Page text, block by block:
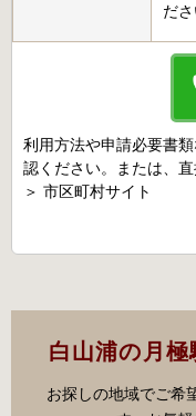
ださ
利用方法や申請必要書
認ください。または、
＞ 市区町村サイト
白山浦の月極
お探しの地域でご希